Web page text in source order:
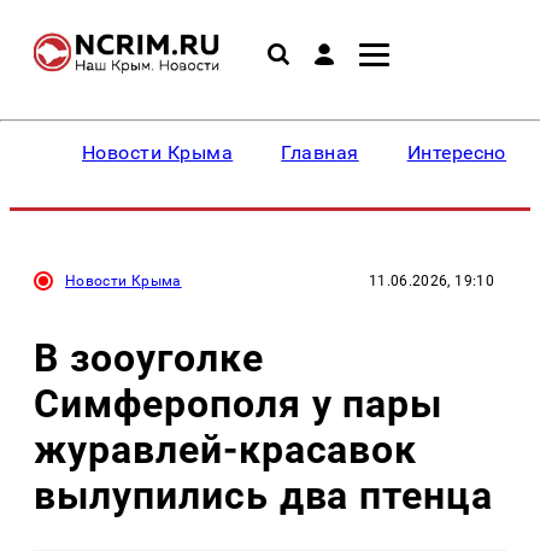
Новости Крыма Главная Интересное
Новости Крыма 11.06.2026, 19:10
В зооуголке
Симферополя у пары
журавлей-красавок
вылупились два птенца